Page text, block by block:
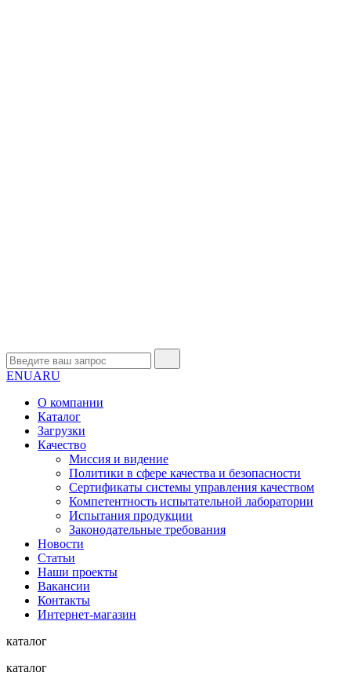
ENUARU
О компании
Каталог
Загрузки
Качество
Миссия и видение
Политики в сфере качества и безопасности
Сертификаты системы управления качеством
Компетентность испытательной лаборатории
Испытания продукции
Законодательные требования
Новости
Статьи
Наши проекты
Вакансии
Контакты
Интернет-магазин
каталог
каталог